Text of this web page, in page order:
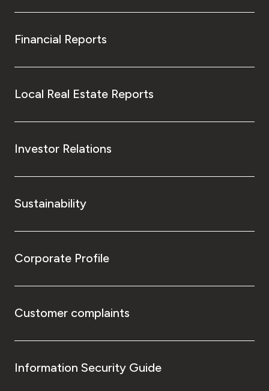
Financial Reports
Local Real Estate Reports
Investor Relations
Sustainability
Corporate Profile
Customer complaints
Information Security Guide